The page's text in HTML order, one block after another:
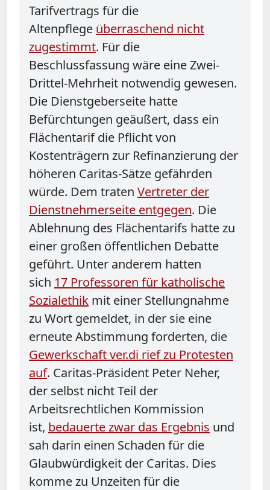
Tarifvertrags für die
Altenpflege überraschend nicht
zugestimmt. Für die
Beschlussfassung wäre eine Zwei-
Drittel-Mehrheit notwendig gewesen.
Die Dienstgeberseite hatte
Befürchtungen geäußert, dass ein
Flächentarif die Pflicht von
Kostenträgern zur Refinanzierung der
höheren Caritas-Sätze gefährden
würde. Dem traten Vertreter der
Dienstnehmerseite entgegen. Die
Ablehnung des Flächentarifs hatte zu
einer großen öffentlichen Debatte
geführt. Unter anderem hatten
sich 17 Professoren für katholische
Sozialethik mit einer Stellungnahme
zu Wort gemeldet, in der sie eine
erneute Abstimmung forderten, die
Gewerkschaft ver.di rief zu Protesten
auf. Caritas-Präsident Peter Neher,
der selbst nicht Teil der
Arbeitsrechtlichen Kommission
ist, bedauerte zwar das Ergebnis und
sah darin einen Schaden für die
Glaubwürdigkeit der Caritas. Dies
komme zu Unzeiten für die